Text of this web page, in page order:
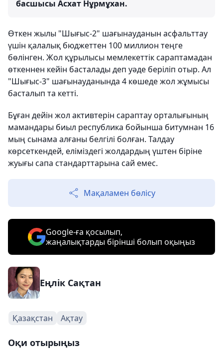
басшысы Асхат Нұрмұхан.
Өткен жылы "Шығыс-2" шағынауданын асфальттау
үшін қалалық бюджеттен 100 миллион теңге
бөлінген. Жол құрылысы мемлекеттік сараптамадан
өткеннен кейін басталады деп уәде беріліп отыр. Ал
"Шығыс-3" шағынауданында 4 көшеде жол жұмысы
басталып та кетті.
Бұған дейін жол активтерін сараптау орталығының
мамандары биыл республика бойынша битумнан 16
мың сынама алғаны белгілі болған. Талдау
көрсеткендей, еліміздегі жолдардың үштен біріне
жуығы сапа стандарттарына сай емес.
Мақаламен бөлісу
Google-ға қосылып,
жаңалықтарды бірінші болып оқыңыз
Еңлік Сақтан
Қазақстан Ақтау
Оқи отырыңыз